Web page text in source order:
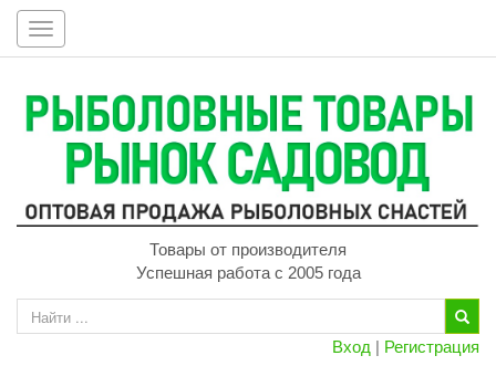
Toggle
navigation
Товары от производителя
Успешная работа с 2005 года
Вход | Регистрация